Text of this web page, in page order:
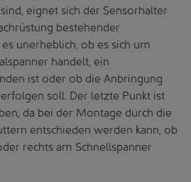
eignet sich der Sensorhalter
bestehender
unerheblich, ob es sich um
handelt, ein
ist oder ob die Anbringung
soll. Der letzte Punkt ist
da bei der Montage durch die
entschieden werden kann, ob
rechts am Schnellspanner